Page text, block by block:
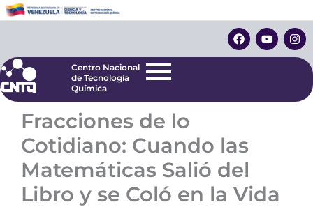
al
F
a
c
o
Y
o
u
e
I
n
s
r
Centro Nacional
de Tecnología
Centro Nacional
de Tecnología
Química
Fracciones de lo
Cotidiano: Cuando las
Matemáticas Salió del
Libro y se Coló en la Vida